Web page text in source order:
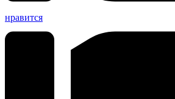
нравится